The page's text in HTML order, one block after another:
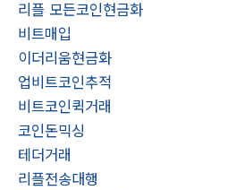
리플 모든코인현금화
비트매입
이더리움현금화
업비트코인추적
비트코인퀵거래
코인돈믹싱
테더거래
리플전송대행